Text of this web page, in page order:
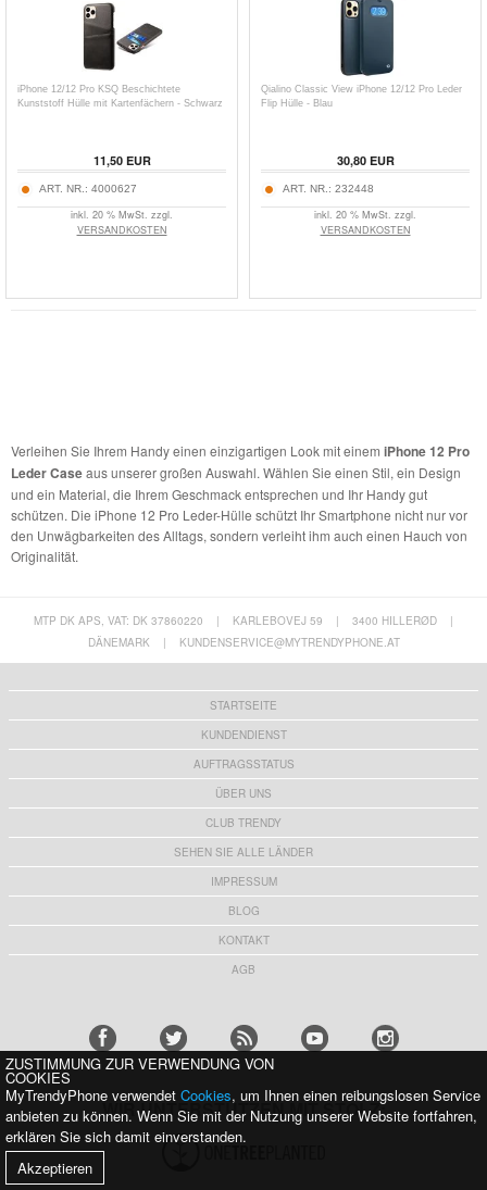
iPhone 12/12 Pro KSQ Beschichtete
Kunststoff Hülle mit Kartenfächern - Schwarz
11,50EUR
ART. NR.: 4000627
inkl. 20 % MwSt. zzgl.
VERSANDKOSTEN
Qialino Classic View iPhone 12/12 Pro Leder
Flip Hülle - Blau
30,80EUR
ART. NR.: 232448
inkl. 20 % MwSt. zzgl.
VERSANDKOSTEN
Verleihen Sie Ihrem Handy einen einzigartigen Look mit einem iPhone 12 Pro
Leder Caseaus unserer großen Auswahl. Wählen Sie einen Stil, ein Design
und ein Material, die Ihrem Geschmack entsprechen und Ihr Handy gut
schützen. Die iPhone 12 Pro Leder-Hülle schützt Ihr Smartphone nicht nur vor
den Unwägbarkeiten des Alltags, sondern verleiht ihm auch einen Hauch von
Originalität.
MTP DK APS, VAT: DK 37860220 | KARLEBOVEJ 59 | 3400 HILLERØD
|
DÄNEMARK
| KUNDENSERVICE@MYTRENDYPHONE.AT
STARTSEITE
KUNDENDIENST
AUFTRAGSSTATUS
ÜBER UNS
CLUB TRENDY
SEHEN SIE ALLE LÄNDER
IMPRESSUM
BLOG
KONTAKT
AGB
WIR UNTERSTÜTZEN MIT STOLZ:
ZUSTIMMUNG ZUR VERWENDUNG VON
COOKIES
MyTrendyPhone verwendet Cookies, um Ihnen einen reibungslosen Service
anbieten zu können. Wenn Sie mit der Nutzung unserer Website fortfahren,
erklären Sie sich damit einverstanden.
Akzeptieren